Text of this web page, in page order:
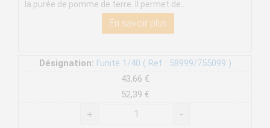
la purée de pomme de terre. Il permet de...
En savoir plus
Désignation: l'unité 1/40 ( Ref : 58999/755099 )
43,66 €
52,39 €
+ -